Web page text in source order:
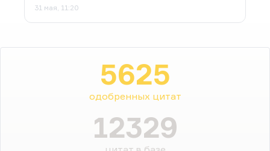
31 мая, 11:20
5625
одобренных цитат
12329